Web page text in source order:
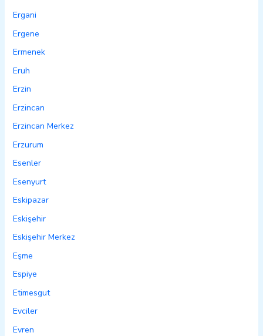
Ergani
Ergene
Ermenek
Eruh
Erzin
Erzincan
Erzincan Merkez
Erzurum
Esenler
Esenyurt
Eskipazar
Eskişehir
Eskişehir Merkez
Eşme
Espiye
Etimesgut
Evciler
Evren